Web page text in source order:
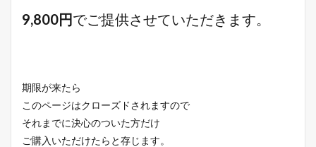
9,800円でご提供させていただきます。
期限が来たら
このページはクローズドされますので
それまでに決心のついた方だけ
ご購入いただけたらと存じます。